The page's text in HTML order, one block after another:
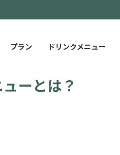
プラン ドリンクメニュー
ーとは？